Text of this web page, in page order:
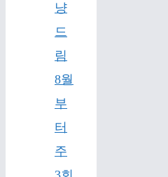
냥
드
림
8월
부
터
주